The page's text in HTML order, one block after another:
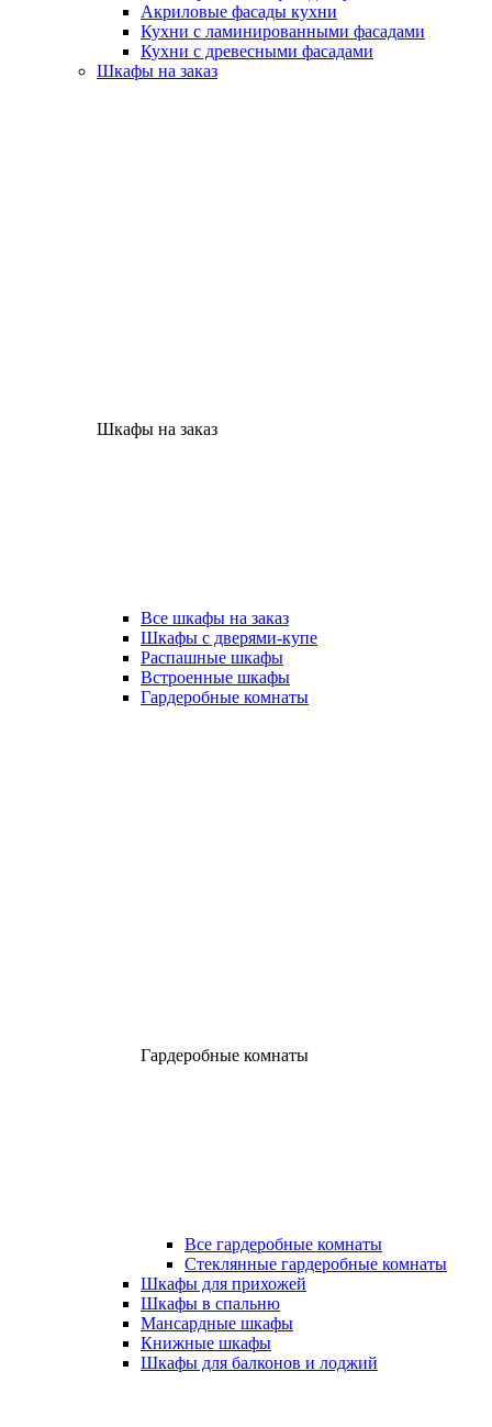
Акриловые фасады кухни
Кухни с ламинированными фасадами
Кухни с древесными фасадами
Шкафы на заказ
Шкафы на заказ
Все шкафы на заказ
Шкафы с дверями-купе
Распашные шкафы
Встроенные шкафы
Гардеробные комнаты
Гардеробные комнаты
Все гардеробные комнаты
Стеклянные гардеробные комнаты
Шкафы для прихожей
Шкафы в спальню
Мансардные шкафы
Книжные шкафы
Шкафы для балконов и лоджий